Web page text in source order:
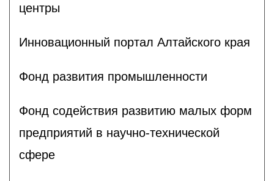
центры
Инновационный портал Алтайского края
Фонд развития промышленности
Фонд содействия развитию малых форм
предприятий в научно-технической
сфере